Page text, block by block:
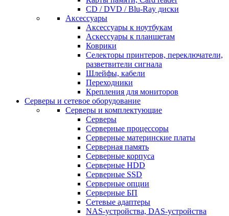
CD / DVD / Blu-Ray диски
Аксессуары
Аксессуары к ноутбукам
Аскессуары к планшетам
Коврики
Селекторы принтеров, переключатели,
разветвители сигнала
Шлейфы, кабели
Переходники
Крепления для мониторов
Серверы и сетевое оборудование
Серверы и комплектующие
Серверы
Серверные процессоры
Серверные материнские платы
Серверная память
Серверные корпуса
Серверные HDD
Серверные SSD
Серверные опции
Серверные БП
Сетевые адаптеры
NAS-устройства, DAS-устройства